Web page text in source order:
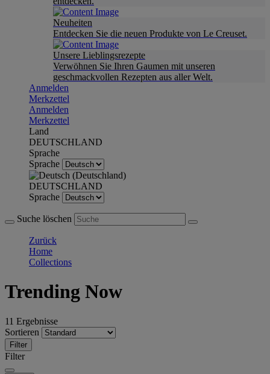
Neuheiten
Entdecken Sie die neuen Produkte von Le Creuset.
Unsere Lieblingsrezepte
Verwöhnen Sie Ihren Gaumen mit unseren
geschmackvollen Rezepten aus aller Welt.
Anmelden
Merkzettel
Anmelden
Merkzettel
Land
DEUTSCHLAND
Sprache
Sprache
DEUTSCHLAND
Sprache
Suche löschen
Zurück
Home
Collections
Trending Now
11 Ergebnisse
Sortieren
Filter
Filter